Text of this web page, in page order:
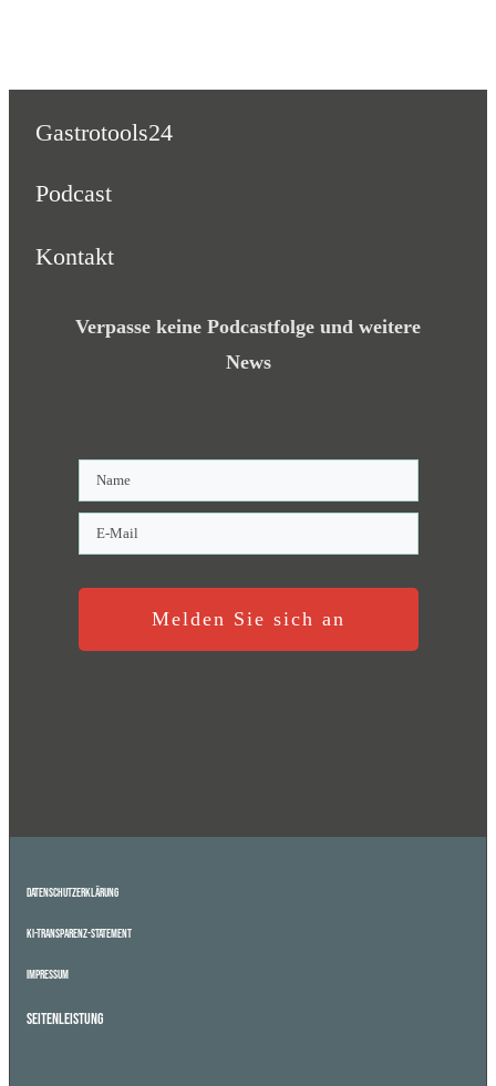
Gastrotools24
Podcast
Kontakt
Verpasse keine Podcastfolge und weitere
News
Melden Sie sich an
Datenschutzerklärung
KI-Transparenz-Statement
Impressum
Seitenleistung